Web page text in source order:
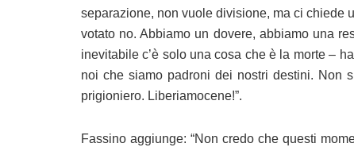
separazione, non vuole divisione, ma ci chiede
votato no. Abbiamo un dovere, abbiamo una
inevitabile c’è solo una cosa che è la morte –
noi che siamo padroni dei nostri destini. Non
prigioniero. Liberiamocene!”.
Fassino aggiunge: “Non credo che questi